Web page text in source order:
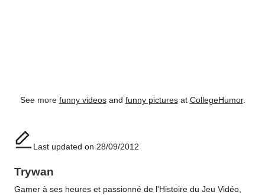
See more funny videosand funny picturesat CollegeHumor.
Last updated on 28/09/2012
Trywan
Gamer à ses heures et passionné de l'Histoire du Jeu Vidéo,